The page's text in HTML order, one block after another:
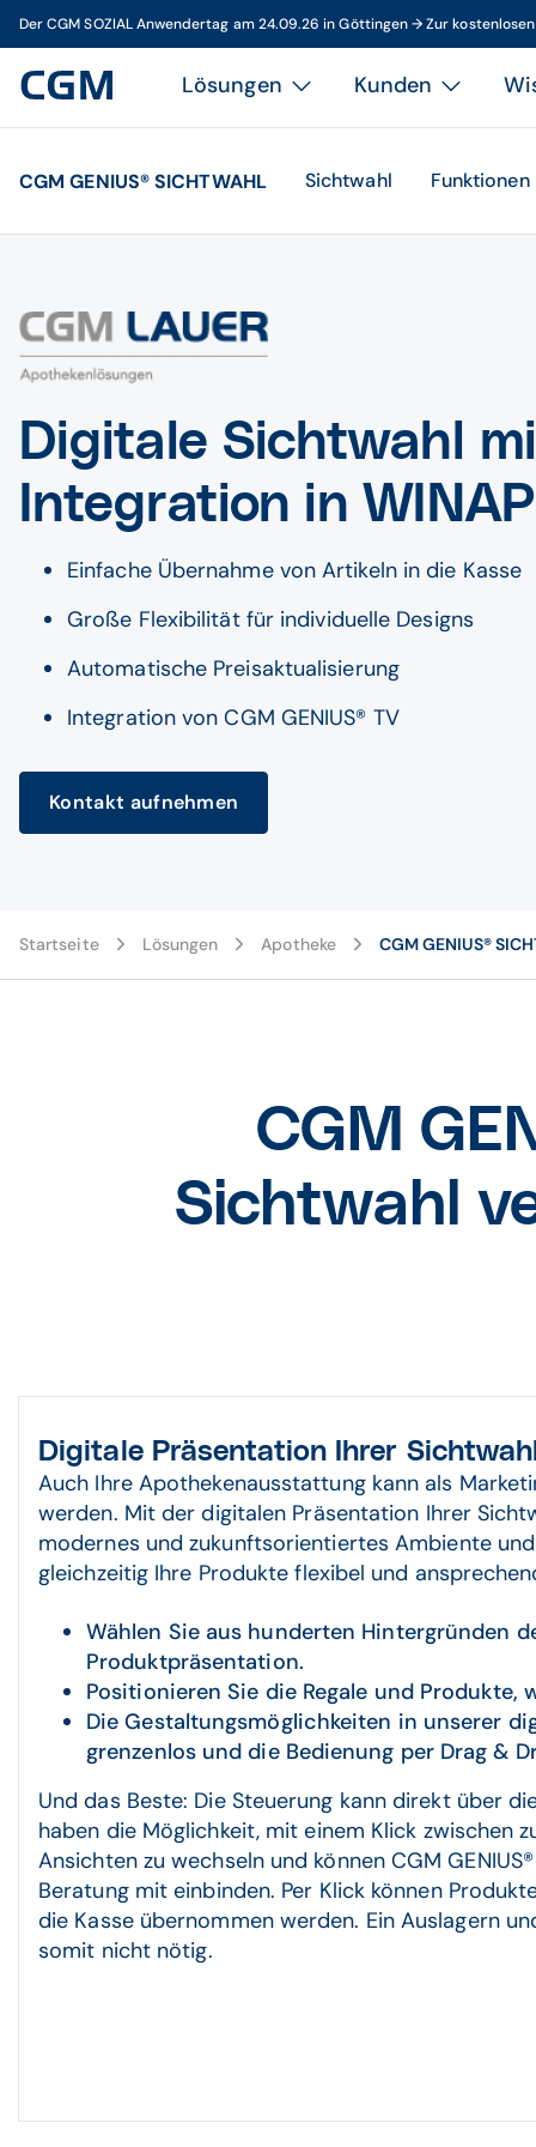
Der CGM SOZIAL Anwendertag am 24.09.26 in Göttingen → Zur
Lösungen Kunden
CGM GENIUS® SICHTWAHL Sichtwahl Funktionen
Digitale Sichtwahl
Integration in
Einfache Übernahme von Artikeln in die Kasse
Große Flexibilität für individuelle Designs
Automatische Preisaktualisierung
Integration von CGM GENIUS® TV
Kontakt aufnehmen
Startseite Lösungen Apotheke CGM GENIUS®
CGM
Sichtwahl
Digitale Präsentation Ihrer Sichtwahl
Auch Ihre Apothekenausstattung kann als
werden. Mit der digitalen Präsentation Ihrer
modernes und zukunftsorientiertes Ambiente
gleichzeitig Ihre Produkte flexibel und
Wählen Sie aus hunderten Hintergründen
Produktpräsentation.
Positionieren Sie die Regale und Produkte,
Die Gestaltungsmöglichkeiten in unserer
grenzenlos und die Bedienung per Drag &
Und das Beste: Die Steuerung kann direkt über
haben die Möglichkeit, mit einem Klick zwischen
Ansichten zu wechseln und können CGM
Beratung mit einbinden. Per Klick können
die Kasse übernommen werden. Ein Auslagern
somit nicht nötig.